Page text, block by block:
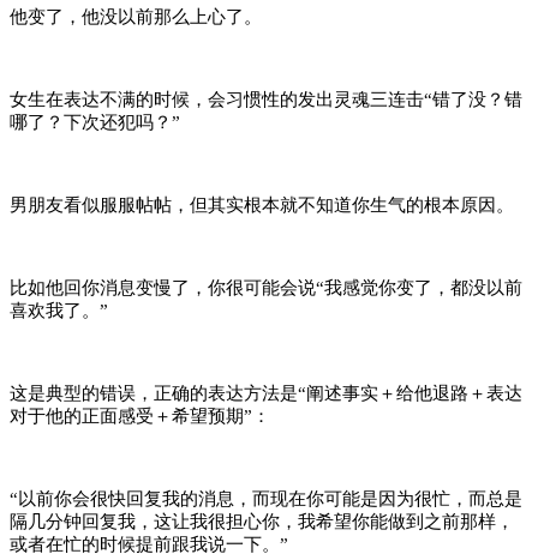
他变了，他没以前那么上心了。
女生在表达不满的时候，会习惯性的发出灵魂三连击“错了没？错
哪了？下次还犯吗？”
男朋友看似服服帖帖，但其实根本就不知道你生气的根本原因。
比如他回你消息变慢了，你很可能会说“我感觉你变了，都没以前
喜欢我了。”
这是典型的错误，正确的表达方法是“阐述事实＋给他退路＋表达
对于他的正面感受＋希望预期”：
“以前你会很快回复我的消息，而现在你可能是因为很忙，而总是
隔几分钟回复我，这让我很担心你，我希望你能做到之前那样，
或者在忙的时候提前跟我说一下。”